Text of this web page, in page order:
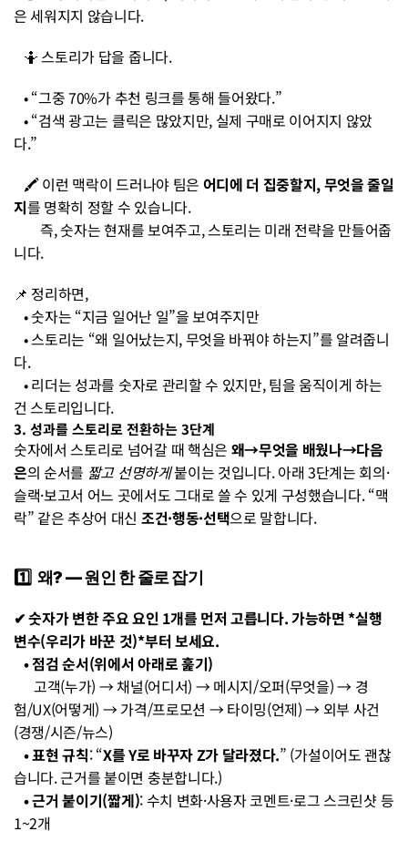
은 세워지지 않습니다.
   🤷 스토리가 답을 줍니다.
   • “그중 70%가 추천 링크를 통해 들어왔다.”
   • “검색 광고는 클릭은 많았지만, 실제 구매로 이어지지 않았
다.”
   🖍️ 이런 맥락이 드러나야 팀은
어디에 더 집중할지, 무엇을 줄일
지를 명확히 정할 수 있습니다.
        즉, 숫자는 현재를 보여주고, 스토리는 미래 전략을 만들어줍
니다.
📌 정리하면,
   • 숫자는 “지금 일어난 일”을 보여주지만
   • 스토리는 “왜 일어났는지, 무엇을 바꿔야 하는지”를 알려줍니
다.
   • 리더는 성과를 숫자로 관리할 수 있지만, 팀을 움직이게 하는
건 스토리입니다.
3. 성과를 스토리로 전환하는 3단계
숫자에서 스토리로 넘어갈 때 핵심은 왜→무엇을 배웠나→다음
은의 순서를 짧고 선명하게 붙이는 것입니다. 아래 3단계는 회의·
슬랙·보고서 어느 곳에서도 그대로 쓸 수 있게 구성했습니다. “맥
락” 같은 추상어 대신 조건·행동·선택으로 말합니다.
1️⃣  왜? — 원인 한 줄로 잡기
✔︎ 숫자가 변한 주요 요인 1개를 먼저 고릅니다. 가능하면 *실행
변수(우리가 바꾼 것)*부터 보세요.
   • 점검 순서(위에서 아래로 훑기)
      고객(누가) → 채널(어디서) → 메시지/오퍼(무엇을) → 경
험/UX(어떻게) → 가격/프로모션 → 타이밍(언제) → 외부 사건
(경쟁/시즌/뉴스)
• 표현 규칙: “X를 Y로 바꾸자 Z가 달라졌다.” (가설이어도 괜찮
습니다. 근거를 붙이면 충분합니다.)
• 근거 붙이기(짧게): 수치 변화·사용자 코멘트·로그 스크린샷 등
1~2개